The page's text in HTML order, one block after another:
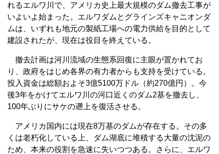
れるエルワ川で、アメリカ史上最大規模のダム撤去工事が
いよいよ始まった。エルワダムとグラインズキャニオンダ
ムは、いずれも地元の製紙工場への電力供給を目的として
建設されたが、現在は役目を終えている。
撤去計画は河川流域の生態系回復に主眼が置かれてお
り、政府をはじめ各界の有力者からも支持を受けている。
投入資金は総額およそ3億5100万ドル（約270億円）。今
後3年をかけてエルワ川の河口近くのダム2基を撤去し、
100年ぶりにサケの遡上を復活させる。
アメリカ国内には現在8万基のダムが存在する。その多
くは老朽化している上、ダム湖底に堆積する大量の沈泥の
ため、本来の役割を急速に失いつつある。さらに、エルワ